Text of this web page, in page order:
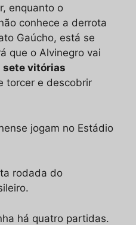
enquanto o
conhece a derrota
Gaúcho, está se
que o Alvinegro vai
sete vitórias
torcer e descobrir
jogam no Estádio
rodada do
há quatro partidas.